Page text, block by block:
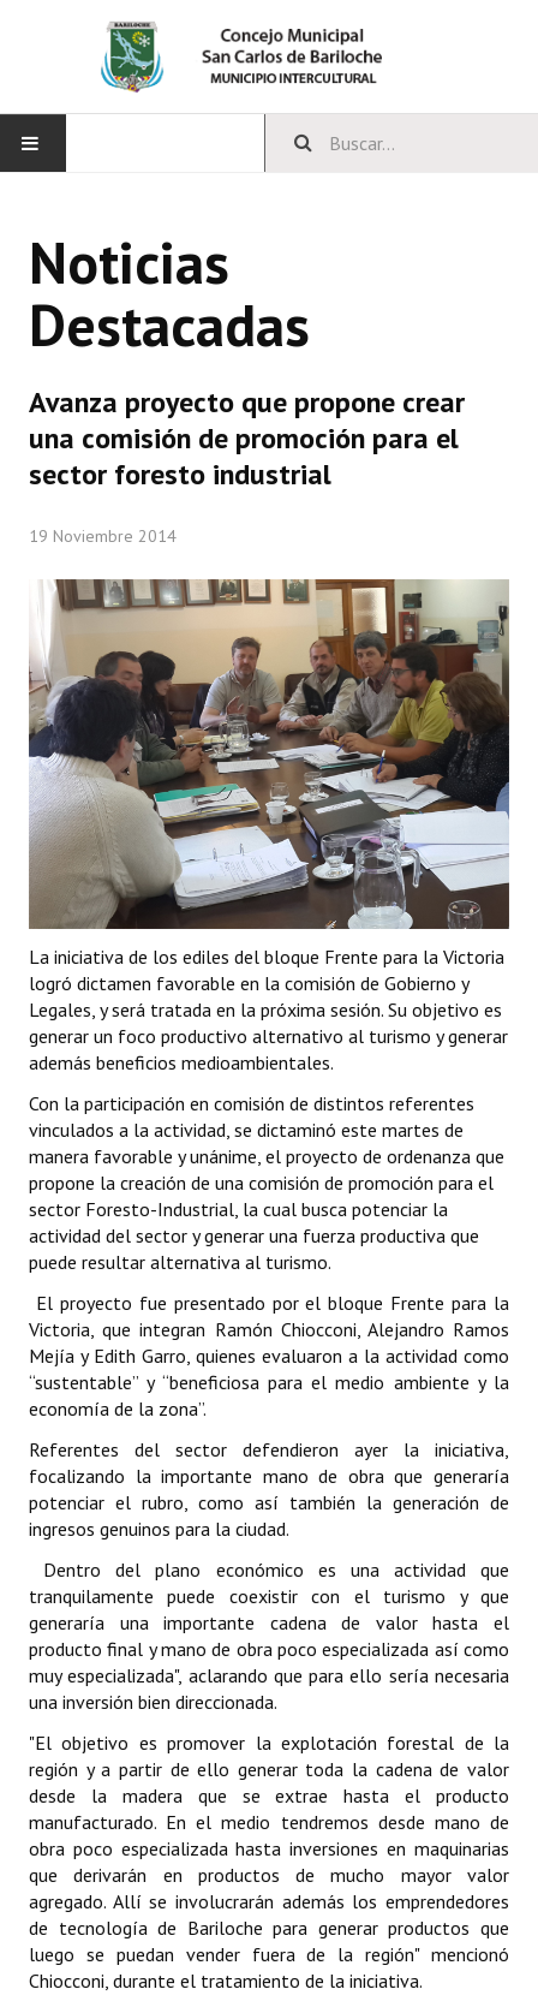
CONCEJO
Bloques Políticos
Comisiones Permanentes
Comisiones Especiales
LEGISLACIÓN
Constitución Nacional
Constitución Provincial
Carta Orgánica 2007
Reglamento Interno
Digesto
Organigrama
DOCUMENTOS
Informes de Gestión
Proyectos Presentados
Dictámenes Asesoría Letrada
Actas de Sesión
Informes de Unidad Coordinadora
Ejecución Presupuestaria
Actas de Audiencias Públicas
NORMATIVA
Declaraciones
Resoluciones
Resoluciones de Presidencia
INSTITUCIONAL
Antiguos Pobladores
Noticias Destacadas
Registros y Distinciones
Datos Históricos
Premio al Mérito - Registro
Audiencias Públicas - Registro
Mujeres que Dejaron Huellas - Registro
Noticias
Destacadas
Avanza proyecto que propone crear
una comisión de promoción para el
sector foresto industrial
19 Noviembre 2014
La iniciativa de los ediles del bloque Frente para la Victoria
logró dictamen favorable en la comisión de Gobierno y
Legales, y será tratada en la próxima sesión. Su objetivo es
generar un foco productivo alternativo al turismo y generar
además beneficios medioambientales.
Con la participación en comisión de distintos referentes
vinculados a la actividad, se dictaminó este martes de
manera favorable y unánime, el proyecto de ordenanza que
propone la creación de una comisión de promoción para el
sector Foresto-Industrial, la cual busca potenciar la
actividad del sector y generar una fuerza productiva que
puede resultar alternativa al turismo.
El proyecto fue presentado por el bloque Frente para la
Victoria, que integran Ramón Chiocconi, Alejandro Ramos
Mejía y Edith Garro, quienes evaluaron a la actividad como
“sustentable” y “beneficiosa para el medio ambiente y la
economía de la zona”.
Referentes del sector defendieron ayer la iniciativa,
focalizando la importante mano de obra que generaría
potenciar el rubro, como así también la generación de
ingresos genuinos para la ciudad.
Dentro del plano económico es una actividad que
tranquilamente puede coexistir con el turismo y que
generaría una importante cadena de valor hasta el
producto final y mano de obra poco especializada así como
muy especializada", aclarando que para ello sería necesaria
una inversión bien direccionada.
"El objetivo es promover la explotación forestal de la
región y a partir de ello generar toda la cadena de valor
desde la madera que se extrae hasta el producto
manufacturado. En el medio tendremos desde mano de
obra poco especializada hasta inversiones en maquinarias
que derivarán en productos de mucho mayor valor
agregado. Allí se involucrarán además los emprendedores
de tecnología de Bariloche para generar productos que
luego se puedan vender fuera de la región" mencionó
Chiocconi, durante el tratamiento de la iniciativa.